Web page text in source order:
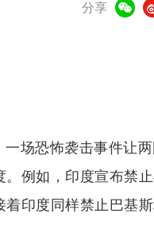
分享
微博
场恐怖袭击事件让
例如，印度宣布禁
印度同样禁止巴基